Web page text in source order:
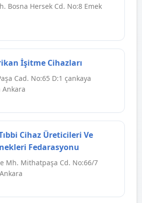
Bosna Hersek Cd. No:8 Emek
İşitme Cihazları
Cad. No:65 D:1 çankaya
Ankara
Cihaz Üreticileri Ve
Fedarasyonu
Mh. Mithatpaşa Cd. No:66/7